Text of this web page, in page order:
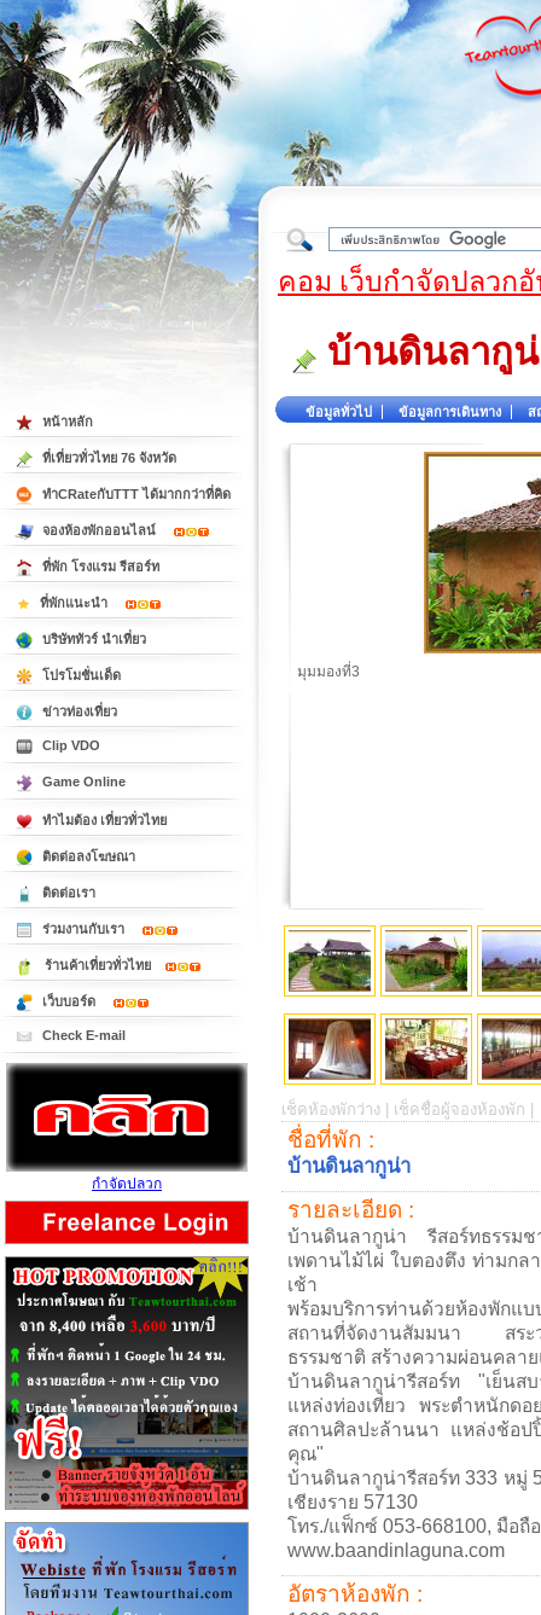
ต้
คอม เว็บกำจัดปลวก
บ้านดินลากู
ข้อมูลทั่วไป ข้อมูลการเดินทาง ส
มุมมองที่3
เช็คห้องพักว่าง | เช็คชื่อผู้จองห้องพัก |
ชื่อที่พัก :
บ้านดินลากูน่า
รายละเอียด :
บ้านดินลากูน่า รีสอร์ทธรรม
เพดานไม้ไผ่ ใบตองตึง ท่ามก
เช้า
พร้อมบริการท่านด้วยห้องพัก
สถานที่จัดงานสัมมนา สระ
ธรรมชาติ สร้างความผ่อนคลา
บ้านดินลากูน่ารีสอร์ท "เย็นส
แหล่งท่องเที่ยว พระตำหนักด
สถานศิลปะล้านนา แหล่งช้อป
คุณ"
บ้านดินลากูน่ารีสอร์ท 333 หมู่
เชียงราย 57130
โทร./แฟ็กซ์ 053-668100, มือถื
www.baandinlaguna.com
อัตราห้องพัก :
หน้าหลัก
ที่เที่ยวทั่วไทย 76 จังหวัด
ทำCRateกับTTT ได้มากกว่าที่คิด
จองห้องพักออนไลน์
ที่พัก โรงแรม รีสอร์ท
ที่พักแนะนำ
บริษัททัวร์ นำเที่ยว
โปรโมชั่นเด็ด
ข่าวท่องเที่ยว
Clip VDO
Game Online
ทำไมต้อง เที่ยวทั่วไทย
ติดต่อลงโฆษณา
ติดต่อเรา
ร่วมงานกับเรา
ร้านค้าเที่ยวทั่วไทย
เว็บบอร์ด
Check E-mail
กำจัดปลวก